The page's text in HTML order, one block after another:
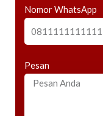
Nomor WhatsApp
Pesan